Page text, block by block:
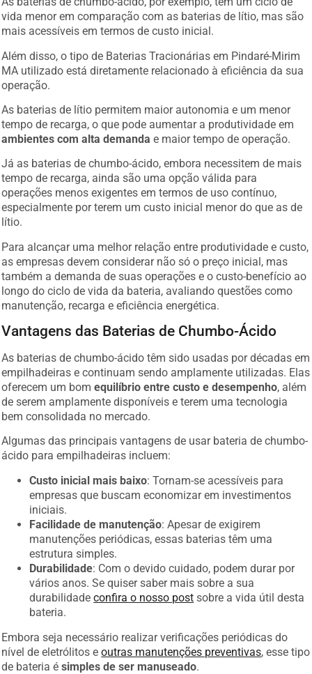
vida menor em comparação com as baterias de lítio, mas são
mais acessíveis em termos de custo inicial.
Além disso, o tipo de Baterias Tracionárias em Pindaré-Mirim
MA utilizado está diretamente relacionado à eficiência da sua
operação.
As baterias de lítio permitem maior autonomia e um menor
tempo de recarga, o que pode aumentar a produtividade em
ambientes com alta demanda e maior tempo de operação.
Já as baterias de chumbo-ácido, embora necessitem de mais
tempo de recarga, ainda são uma opção válida para
operações menos exigentes em termos de uso contínuo,
especialmente por terem um custo inicial menor do que as de
lítio.
Para alcançar uma melhor relação entre produtividade e custo,
as empresas devem considerar não só o preço inicial, mas
também a demanda de suas operações e o custo-benefício ao
longo do ciclo de vida da bateria, avaliando questões como
manutenção, recarga e eficiência energética.
Vantagens das Baterias de Chumbo-Ácido
As baterias de chumbo-ácido têm sido usadas por décadas em
empilhadeiras e continuam sendo amplamente utilizadas. Elas
oferecem um bomequilíbrio entre custo e desempenho, além
de serem amplamente disponíveis e terem uma tecnologia
bem consolidada no mercado.
Algumas das principais vantagens de usar bateria de chumbo-
ácido para empilhadeiras incluem:
Custo inicial mais baixo: Tornam-se acessíveis para
empresas que buscam economizar em investimentos
iniciais.
Facilidade de manutenção: Apesar de exigirem
manutenções periódicas, essas baterias têm uma
estrutura simples.
Durabilidade: Com o devido cuidado, podem durar por
vários anos. Se quiser saber mais sobre a sua
durabilidadeconfira o nosso post sobre a vida útil desta
bateria.
Embora seja necessário realizar verificações periódicas do
nível de eletrólitos eoutras manutenções preventivas, esse tipo
de bateria ésimples de ser manuseado.